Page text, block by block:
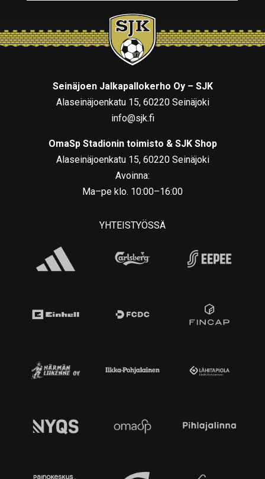
Seinäjoen Jalkapallokerho Oy – SJK
Alaseinäjoenkatu 15, 60220 Seinäjoki
info@sjk.fi
OmaSp Stadionin toimisto & SJK Shop
Alaseinäjoenkatu 15, 60220 Seinäjoki
Avoinna:
Ma–pe klo. 10:00–16:00
YHTEISTYÖSSÄ